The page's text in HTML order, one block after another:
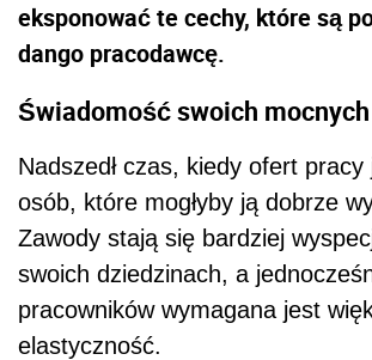
eksponować te cechy, które są
dango pracodawcę.
Świadomość swoich
Nadszedł czas, kiedy ofert
osób, które mogłyby ją dobrze
Zawody stają się bardziej
swoich dziedzinach, a
pracowników wymagana jest
elastyczność.